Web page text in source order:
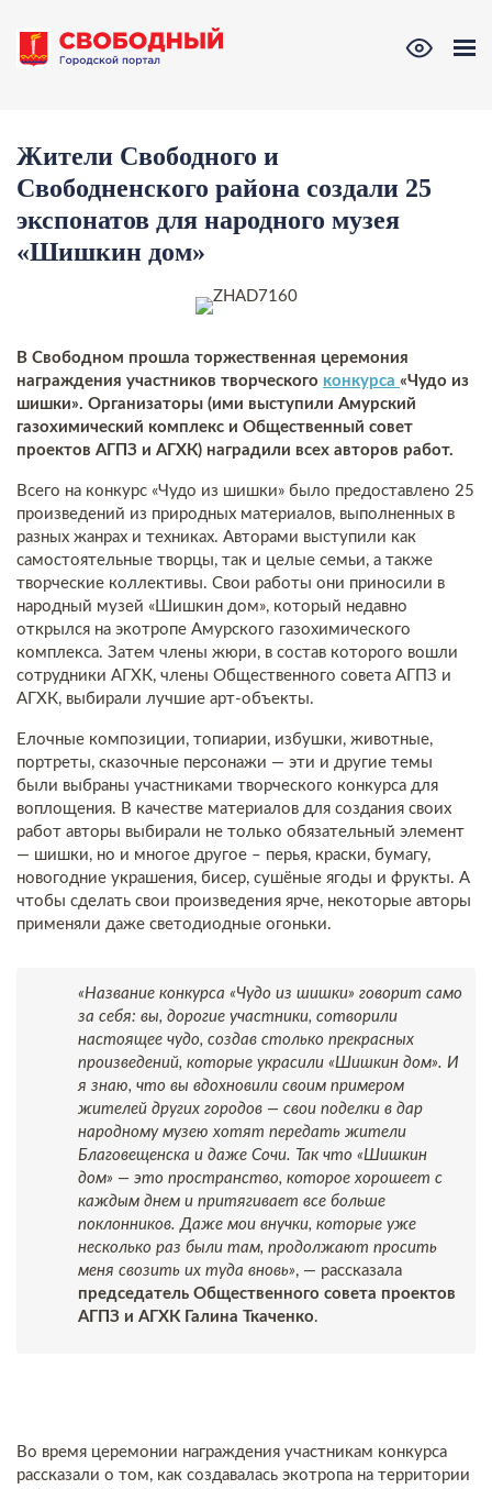
Жители Свободного и
Свободненского района создали 25
экспонатов для народного музея
«Шишкин дом»
В Свободном прошла торжественная церемония
награждения участников творческого конкурса «Чудо из
шишки». Организаторы (ими выступили Амурский
газохимический комплекс и Общественный совет
проектов АГПЗ и АГХК) наградили всех авторов работ.
Всего на конкурс «Чудо из шишки» было предоставлено 25
произведений из природных материалов, выполненных в
разных жанрах и техниках. Авторами выступили как
самостоятельные творцы, так и целые семьи, а также
творческие коллективы. Свои работы они приносили в
народный музей «Шишкин дом», который недавно
открылся на экотропе Амурского газохимического
комплекса. Затем члены жюри, в состав которого вошли
сотрудники АГХК, члены Общественного совета АГПЗ и
АГХК, выбирали лучшие арт-объекты.
Елочные композиции, топиарии, избушки, животные,
портреты, сказочные персонажи — эти и другие темы
были выбраны участниками творческого конкурса для
воплощения. В качестве материалов для создания своих
работ авторы выбирали не только обязательный элемент
— шишки, но и многое другое – перья, краски, бумагу,
новогодние украшения, бисер, сушёные ягоды и фрукты. А
чтобы сделать свои произведения ярче, некоторые авторы
применяли даже светодиодные огоньки.
«Название конкурса «Чудо из шишки» говорит само
за себя: вы, дорогие участники, сотворили
настоящее чудо, создав столько прекрасных
произведений, которые украсили «Шишкин дом». И
я знаю, что вы вдохновили своим примером
жителей других городов — свои поделки в дар
народному музею хотят передать жители
Благовещенска и даже Сочи. Так что «Шишкин
дом» — это пространство, которое хорошеет с
каждым днем и притягивает все больше
поклонников. Даже мои внучки, которые уже
несколько раз были там, продолжают просить
меня свозить их туда вновь», — рассказала
председатель Общественного совета проектов
АГПЗ и АГХК Галина Ткаченко.
Во время церемонии награждения участникам конкурса
рассказали о том, как создавалась экотропа на территории